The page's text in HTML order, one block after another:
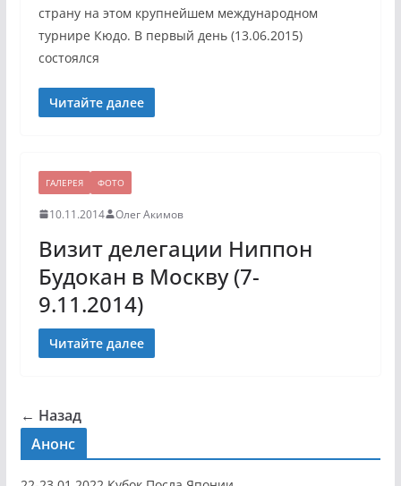
страну на этом крупнейшем международном
турнире Кюдо. В первый день (13.06.2015)
состоялся
Читайте далее
ГАЛЕРЕЯ ФОТО
10.11.2014 Олег Акимов
Визит делегации Ниппон
Будокан в Москву (7-
9.11.2014)
Читайте далее
← Назад
Анонс